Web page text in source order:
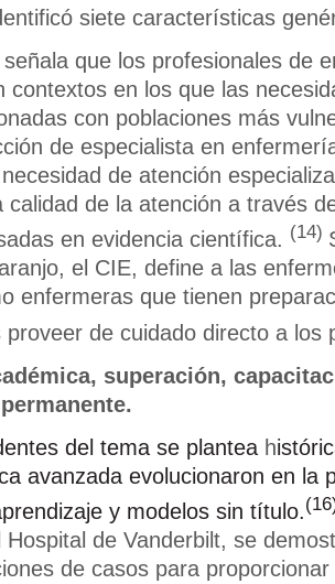
siete características
que los profesionales de
contextos en los que las
con poblaciones más
de especialista en
de atención
calidad de la atención a través
en evidencia científica. (14)
el CIE, define a las
enfermeras que tienen
proveer de cuidado directo a los
superación,
del tema se plantea h
avanzada evolucionaron en la
y modelos sin título.
Hospital de Vanderbilt, se
de casos para